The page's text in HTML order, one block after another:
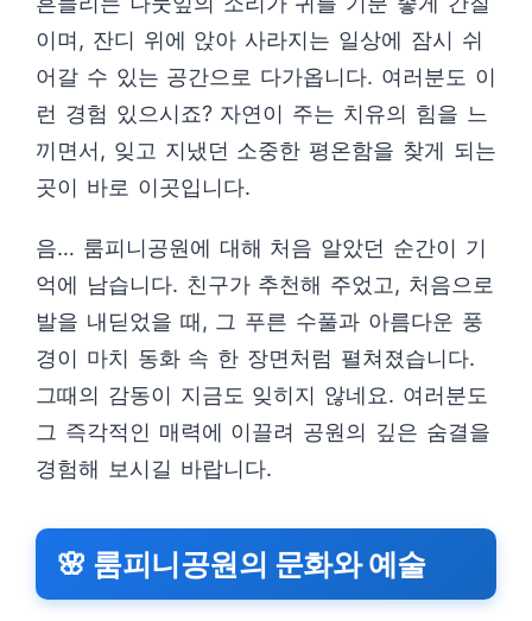
이며, 잔디 위에 앉아 사라지는 일상에 잠시 쉬
어갈 수 있는 공간으로 다가옵니다. 여러분도 이
런 경험 있으시죠? 자연이 주는 치유의 힘을 느
끼면서, 잊고 지냈던 소중한 평온함을 찾게 되는
곳이 바로 이곳입니다.
음… 룸피니공원에 대해 처음 알았던 순간이 기
억에 남습니다. 친구가 추천해 주었고, 처음으로
발을 내딛었을 때, 그 푸른 수풀과 아름다운 풍
경이 마치 동화 속 한 장면처럼 펼쳐졌습니다.
그때의 감동이 지금도 잊히지 않네요. 여러분도
그 즉각적인 매력에 이끌려 공원의 깊은 숨결을
경험해 보시길 바랍니다.
🌸 룸피니공원의 문화와 예술